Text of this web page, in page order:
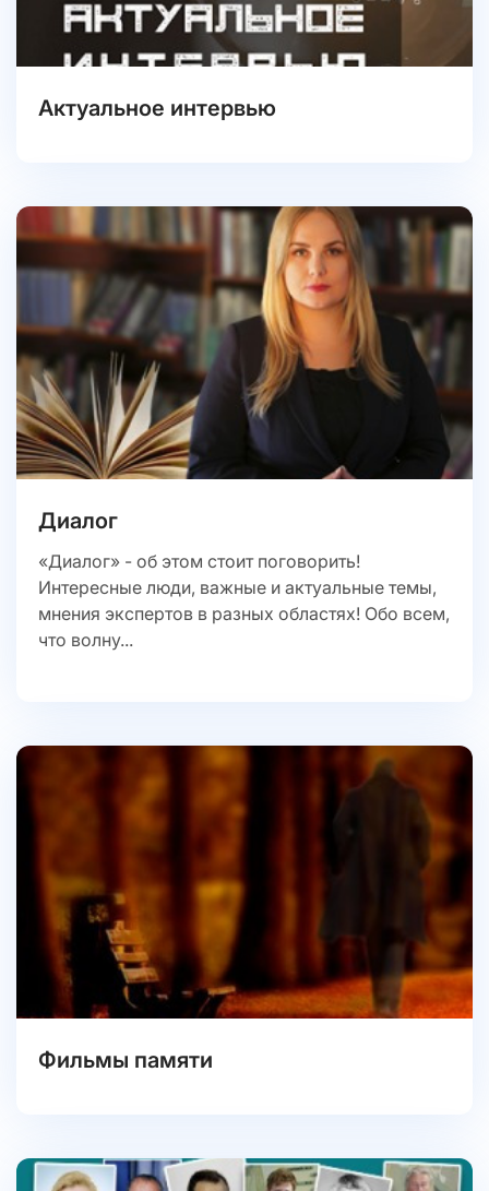
Актуальное интервью
Диалог
«Диалог» - об этом стоит поговорить!
Интересные люди, важные и актуальные темы,
мнения экспертов в разных областях! Обо всем,
что волну...
Фильмы памяти